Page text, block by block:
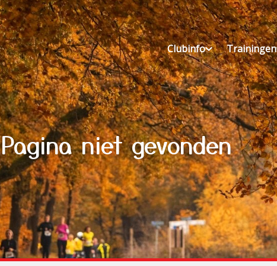
Clubinfo Trainingen
Pagina niet gevonden